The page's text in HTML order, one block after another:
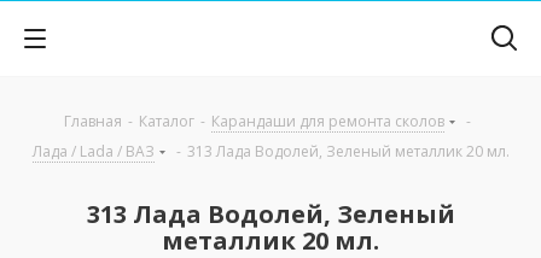
Главная - Каталог - Карандаши для ремонта сколов
-
Лада / Lada / ВАЗ
- 313 Лада Водолей, Зеленый металлик 20 мл.
313 Лада Водолей, Зеленый
металлик 20 мл.